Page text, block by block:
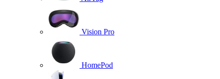
Vision Pro
HomePod